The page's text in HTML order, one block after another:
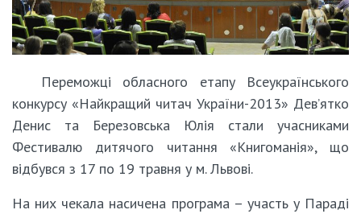
Переможці обласного етапу Всеукраїнського
конкурсу «Найкращий читач України-2013» Дев’ятко
Денис та Березовська Юлія стали учасниками
Фестивалю дитячого читання «Книгоманія», що
відбувся з 17 по 19 травня у м. Львові.
На них чекала насичена програма – участь у Параді